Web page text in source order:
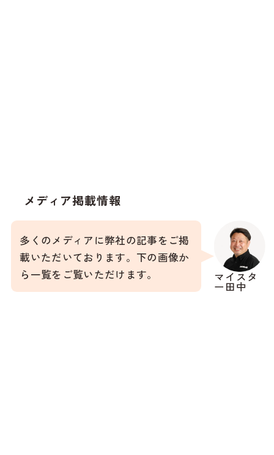
メディア掲載情報
マイスタ
ー田中
多くのメディアに弊社の記事をご掲
載いただいております。下の画像か
ら一覧をご覧いただけます。